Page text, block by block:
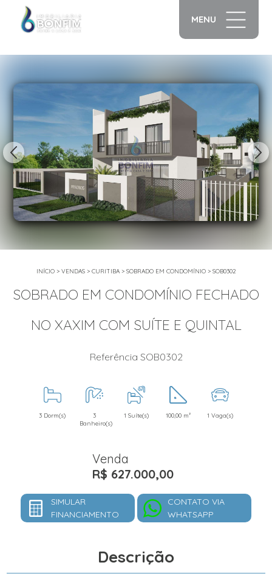
MENU
INÍCIO> VENDAS> CURITIBA> SOBRADO EM CONDOMÍNIO> SOB0302
SOBRADO EM CONDOMÍNIO FECHADO
NO XAXIM COM SUÍTE E QUINTAL
Referência SOB0302
3 Dorm(s)
3
Banheiro(s)
1 Suíte(s) 100,00 m² 1 Vaga(s)
Venda
R$ 627.000,00
SIMULAR
FINANCIAMENTO
CONTATO VIA
WHATSAPP
Descrição